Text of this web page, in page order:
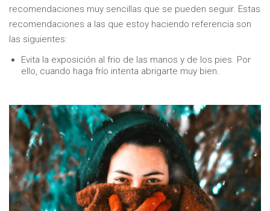
recomendaciones muy sencillas que se pueden seguir. Estas
recomendaciones a las que estoy haciendo referencia son
las siguientes:
Evita la exposición al frio de las manos y de los pies. Por
ello, cuando haga frío intenta abrigarte muy bien.